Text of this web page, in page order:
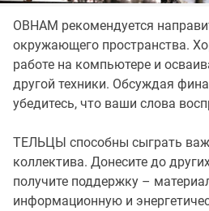
ОВНАМ рекомендуется
окружающего пространства.
работе на компьютере и
другой техники. Обсуждая
убедитесь, что ваши слова
ТЕЛЬЦЫ способны сыграть
коллектива. Донесите до
получите поддержку –
информационную и